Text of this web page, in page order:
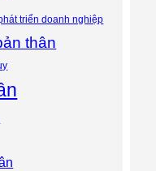
triển doanh nghiệp
thân